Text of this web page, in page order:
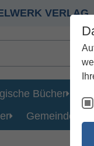
VERLAG
Bücher
Gemeinde